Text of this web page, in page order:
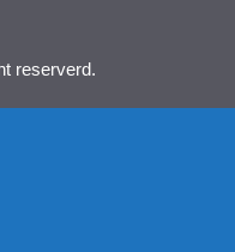
reserverd.